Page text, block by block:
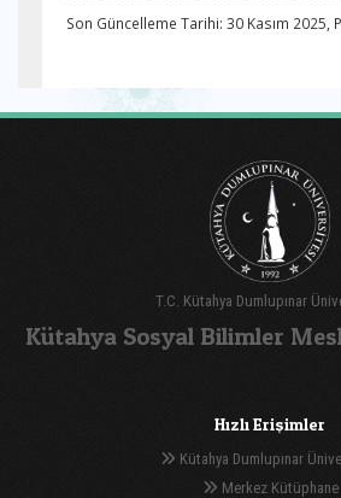
Son Güncelleme Tarihi: 30 Kasım 2025,
T.C. Kütahya Dumlupınar
Kütahya Sosyal Bilimler
Hızlı Erişimler
Kütahya Dumlupınar
Merkez Kütüphane